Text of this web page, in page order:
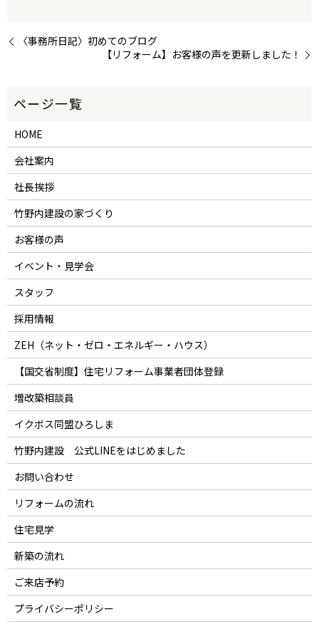
〈事務所日記〉初めてのブログ
【リフォーム】お客様の声を更新しました！
HOME
会社案内
社長挨拶
竹野内建設の家づくり
お客様の声
イベント・見学会
スタッフ
採用情報
ZEH（ネット・ゼロ・エネルギー・ハウス）
【国交省制度】住宅リフォーム事業者団体登録
増改築相談員
イクボス同盟ひろしま
竹野内建設 公式LINEをはじめました
お問い合わせ
リフォームの流れ
住宅見学
新築の流れ
ご来店予約
プライバシーポリシー